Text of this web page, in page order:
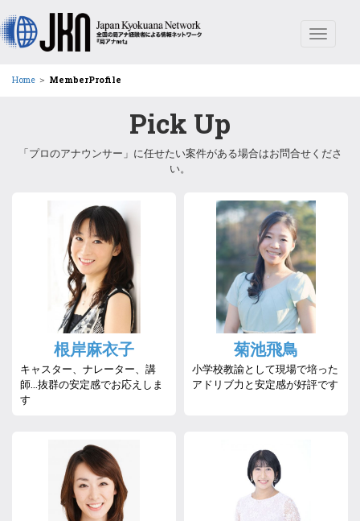
Toggle
Home ＞ MemberProfile
Pick Up
「プロのアナウンサー」に任せたい案件がある場合はお問合せくださ
い。
根岸麻衣子
キャスター、ナレーター、講
師…抜群の安定感でお応えしま
す
菊池飛鳥
小学校教諭として現場で培った
アドリブ力と安定感が好評です